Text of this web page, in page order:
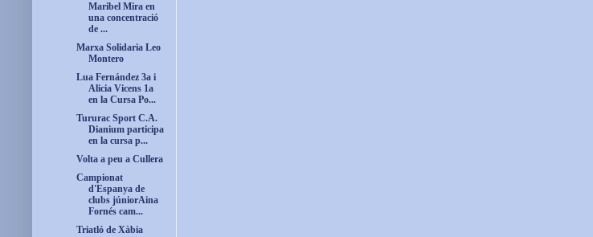
Maribel Mira en
una concentració
de ...
Marxa Solidaria Leo
Montero
Lua Fernández 3a i
Alicia Vicens 1a
en la Cursa Po...
Tururac Sport C.A.
Dianium participa
en la cursa p...
Volta a peu a Cullera
Campionat
d'Espanya de
clubs júniorAina
Fornés cam...
Triatló de Xàbia